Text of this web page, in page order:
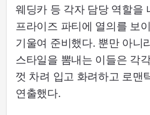
웨딩카 등 각자 담당 역할을
프라이즈 파티에 열의를 보
기울여 준비했다. 뿐만 아니
스타일을 뽐내는 이들은 각
껏 차려 입고 화려하고 로맨
연출했다.